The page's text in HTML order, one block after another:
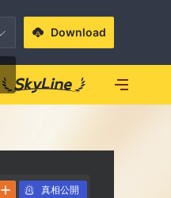
Download
真相公開